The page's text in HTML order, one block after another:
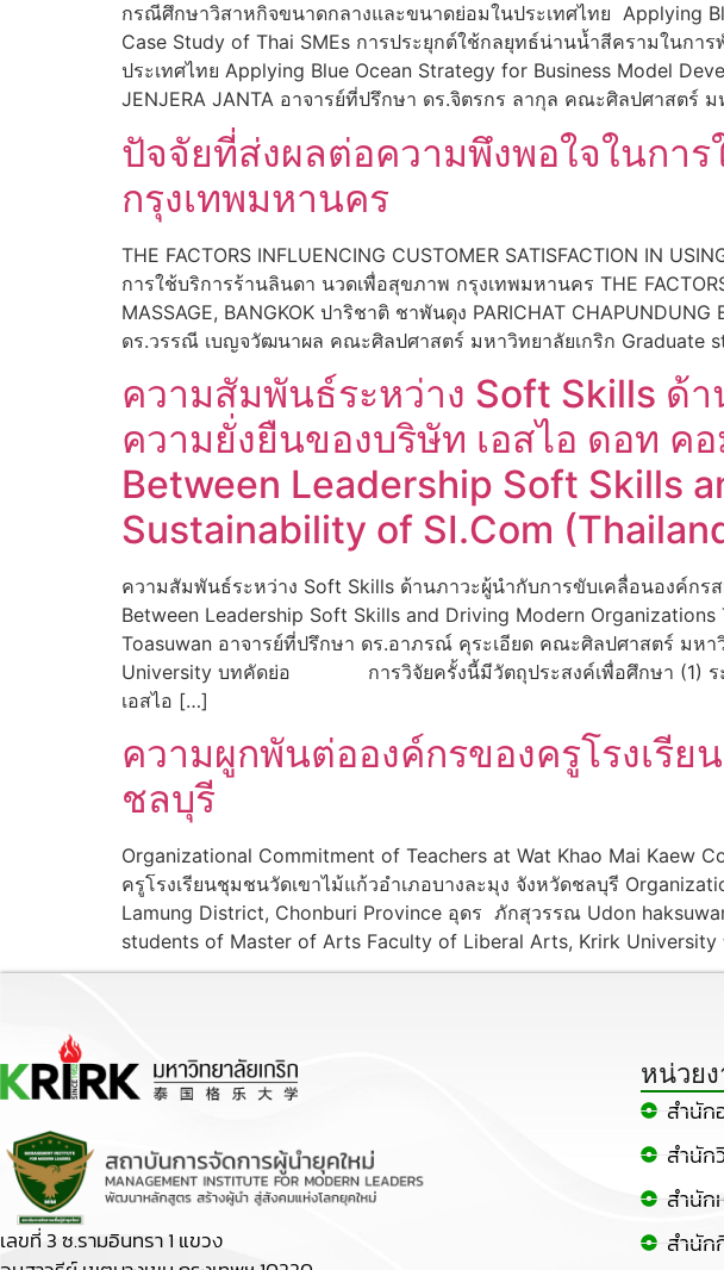
กรณีศึกษาวิสาหกิจขนาดกลางและขนาดย่อมในประเทศไทย Applying
Case Study of Thai SMEs การประยุกต์ใช้กลยุทธ์น่านน้ำสีครามในก
ประเทศไทย Applying Blue Ocean Strategy for Business Model
JENJERA JANTA อาจารย์ที่ปรึกษา ดร.จิตรกร ลากุล คณะศิลปศาสตร์
ปัจจัยที่ส่งผลต่อความพึงพอใจในกา
กรุงเทพมหานคร
THE FACTORS INFLUENCING CUSTOMER SATISFACTION IN
การใช้บริการร้านลินดา นวดเพื่อสุขภาพ กรุงเทพมหานคร THE
MASSAGE, BANGKOK ปาริชาติ ชาพันดุง PARICHAT
ดร.วรรณี เบญจวัฒนาผล คณะศิลปศาสตร์ มหาวิทยาลัยเกริก
ความสัมพันธ์ระหว่าง Soft Skills ด้
ความยั่งยืนของบริษัท เอสไอ ดอท ค
Between Leadership Soft Skills
Sustainability of SI.Com
ความสัมพันธ์ระหว่าง Soft Skills ด้านภาวะผู้นำกับการขับเคลื่อนองค์ก
Between Leadership Soft Skills and Driving Modern
Toasuwan อาจารย์ที่ปรึกษา ดร.อาภรณ์ คุระเอียด คณะศิลปศาสตร์ มห
University บทคัดย่อ การวิจัยครั้งนี้มีวัตถุประสงค์เพื่อศึกษา (1) ระ
เอสไอ […]
ความผูกพันต่อองค์กรของครูโรงเรี
ชลบุรี
Organizational Commitment of Teachers at Wat Khao Mai Kaew
ครูโรงเรียนชุมชนวัดเขาไม้แก้วอำเภอบางละมุง จังหวัดชลบุรี
Lamung District, Chonburi Province อุดร ภักสุวรรณ Udon
students of Master of Arts Faculty of Liberal Arts, Krirk
เลขที่ 3 ซ.รามอินทรา 1 แขวง
หน่วย
สำนัก
สำนัก
สำนัก
สำนัก